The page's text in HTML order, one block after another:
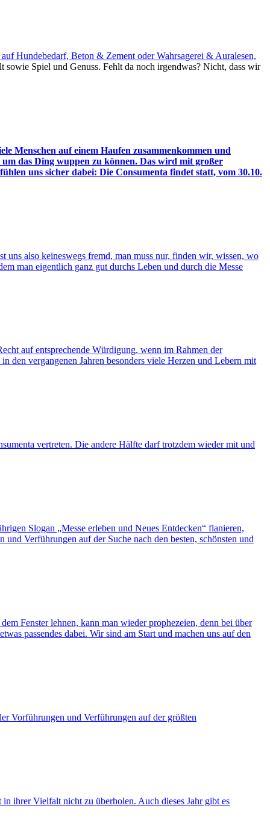
Hundebedarf, Beton & Zement oder Wahrsagerei & Auralesen,
Spiel und Genuss. Fehlt da noch irgendwas? Nicht, dass wir
Menschen auf einem Haufen zusammenkommen und
um das Ding wuppen zu können. Das wird mit großer
uns sicher dabei: Die Consumenta findet statt, vom 30.10.
also keineswegs fremd, man muss nur, finden wir, wissen, wo
man eigentlich ganz gut durchs Leben und durch die Messe
auf entsprechende Würdigung, wenn im Rahmen der
vergangenen Jahren besonders viele Herzen und Lebern mit
vertreten. Die andere Hälfte darf trotzdem wieder mit und
Slogan „Messe erleben und Neues Entdecken“ flanieren,
Verführungen auf der Suche nach den besten, schönsten und
Fenster lehnen, kann man wieder prophezeien, denn bei über
passendes dabei. Wir sind am Start und machen uns auf den
Vorführungen und Verführungen auf der größten
ihrer Vielfalt nicht zu überholen. Auch dieses Jahr gibt es